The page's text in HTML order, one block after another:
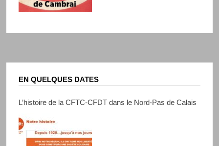
EN QUELQUES DATES
L’histoire de la CFTC-CFDT dans le Nord-Pas de Calais